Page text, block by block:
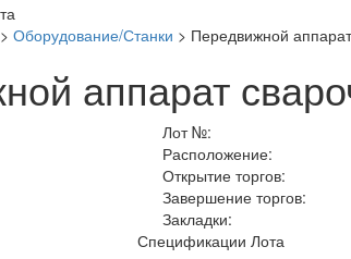
> Оборудование/Станки > Передвижной
аппарат
Лот №:
Расположение:
Открытие торгов:
Завершение торгов:
Закладки:
Спецификации Лота